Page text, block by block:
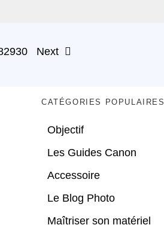
2930 Next
CATÉGORIES POPULAIRES
Objectif
Les Guides Canon
Accessoire
Le Blog Photo
Maîtriser son matériel